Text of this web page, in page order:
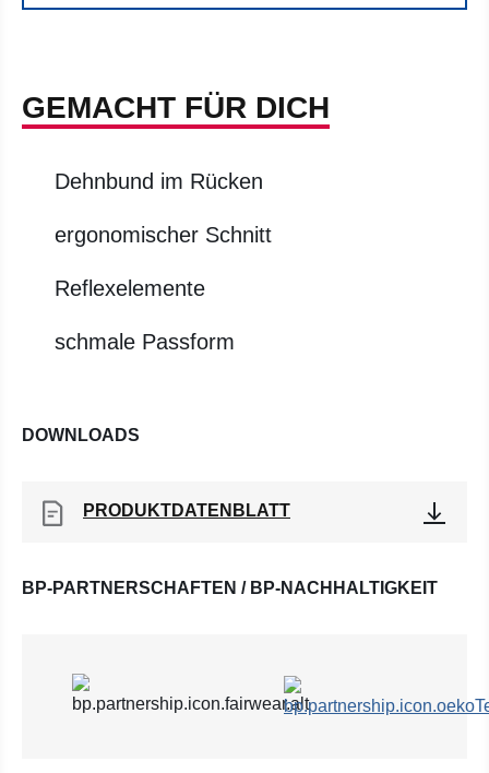
GEMACHT FÜR DICH
Dehnbund im Rücken
ergonomischer Schnitt
Reflexelemente
schmale Passform
DOWNLOADS
PRODUKTDATENBLATT
BP-PARTNERSCHAFTEN / BP-NACHHALTIGKEIT